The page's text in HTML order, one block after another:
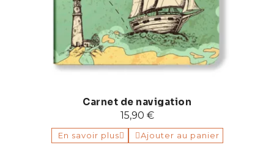
Carnet de navigation
15,90 €
En savoir plus Ajouter au panier